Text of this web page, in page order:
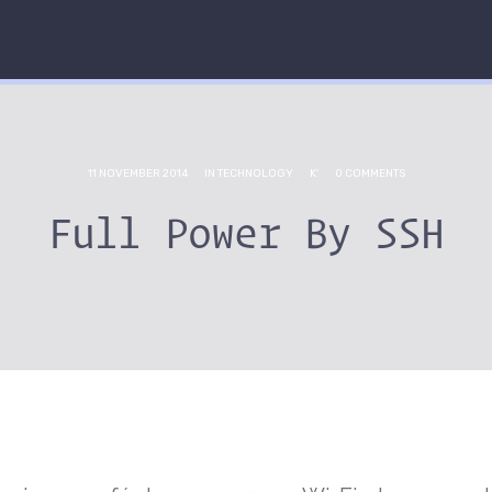
11 NOVEMBER 2014 IN TECHNOLOGY K' 0 COMMENTS
Full Power By SSH